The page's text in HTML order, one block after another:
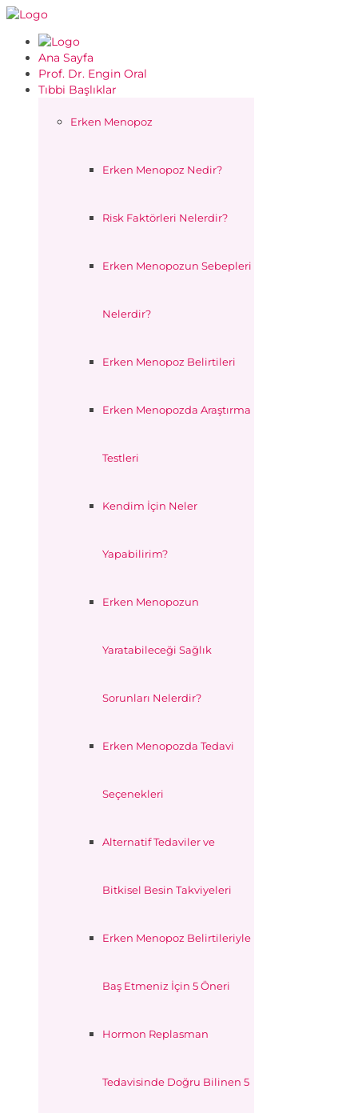
Ana Sayfa
Prof. Dr. Engin Oral
Tıbbi Başlıklar
Erken Menopoz
Erken Menopoz Nedir?
Risk Faktörleri Nelerdir?
Erken Menopozun Sebepleri
Nelerdir?
Erken Menopoz Belirtileri
Erken Menopozda Araştırma
Testleri
Kendim İçin Neler
Yapabilirim?
Erken Menopozun
Yaratabileceği Sağlık
Sorunları Nelerdir?
Erken Menopozda Tedavi
Seçenekleri
Alternatif Tedaviler ve
Bitkisel Besin Takviyeleri
Erken Menopoz Belirtileriyle
Baş Etmeniz İçin 5 Öneri
Hormon Replasman
Tedavisinde Doğru Bilinen 5